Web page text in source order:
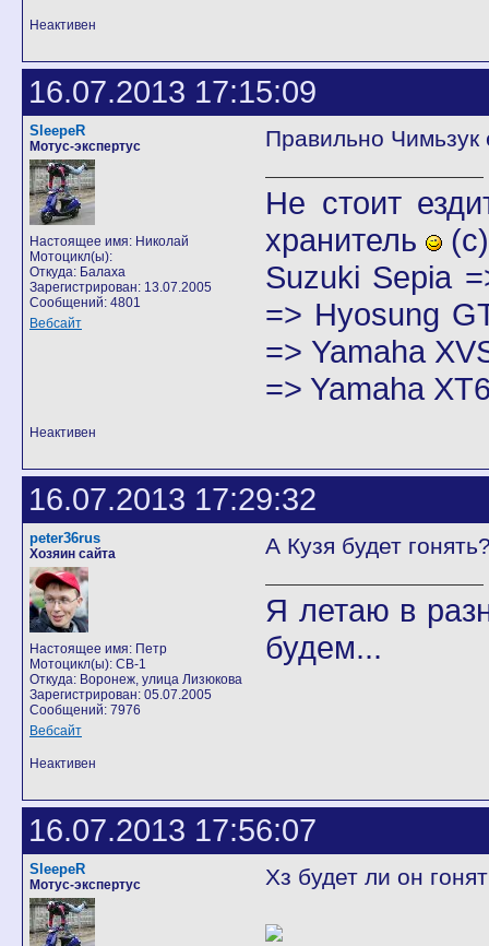
Неактивен
16.07.2013 17:15:09
SleepeR
Мотус-экспертус
Настоящее имя: Николай
Мотоцикл(ы):
Откуда: Балаха
Зарегистрирован: 13.07.2005
Сообщений: 4801
Вебсайт
Правильно
Не стоит
хранитель
(с)
Suzuki Sepia
=> Hyosung
=> Yamaha
=> Yamaha
Неактивен
16.07.2013 17:29:32
peter36rus
Хозяин сайта
Настоящее имя: Петр
Мотоцикл(ы): CB-1
Откуда: Воронеж, улица Лизюкова
Зарегистрирован: 05.07.2005
Сообщений: 7976
Вебсайт
А Кузя будет
Я летаю в
будем...
Неактивен
16.07.2013 17:56:07
SleepeR
Мотус-экспертус Хз будет ли он